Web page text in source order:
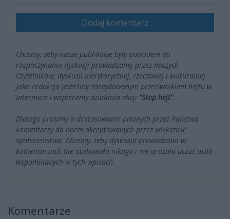
Dodaj komentarz
Chcemy, żeby nasze publikacje były powodem do
rozpoczynania dyskusji prowadzonej przez naszych
Czytelników; dyskusji merytorycznej, rzeczowej i kulturalnej.
Jako redakcja jesteśmy zdecydowanym przeciwnikiem hejtu w
Internecie i wspieramy działania akcji "Stop hejt".
Dlatego prosimy o dostosowanie pisanych przez Państwa
komentarzy do norm akceptowanych przez większość
społeczeństwa. Chcemy, żeby dyskusja prowadzona w
komentarzach nie atakowała nikogo i nie urażała uczuć osób
wspominanych w tych wpisach.
Komentarze